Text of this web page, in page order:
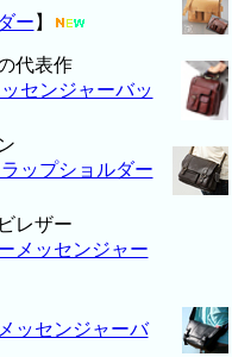
ー 】
代表作
センジャーバッ
ップショルダー
レザー
メッセンジャー
ッセンジャーバ